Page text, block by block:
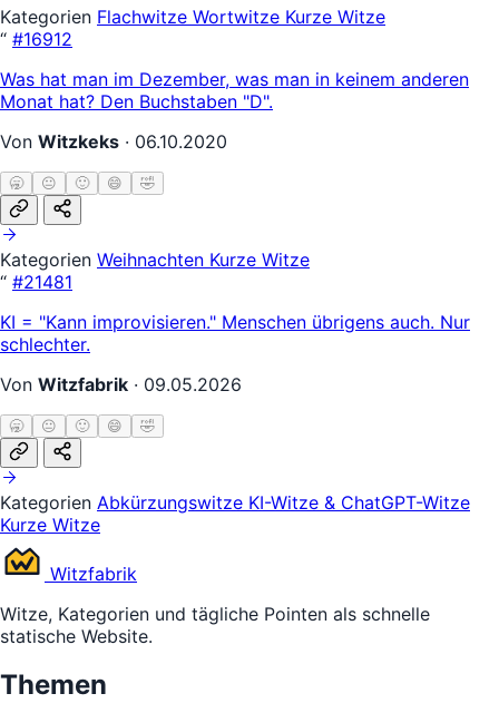
Kategorien Flachwitze Wortwitze Kurze Witze
“ #16912
Was hat man im Dezember, was man in keinem anderen
Monat hat? Den Buchstaben "D".
Von Witzkeks · 06.10.2020
🥱 😐 🙂 😄 🤣
Kategorien Weihnachten Kurze Witze
“ #21481
KI = "Kann improvisieren." Menschen übrigens auch. Nur
schlechter.
Von Witzfabrik · 09.05.2026
🥱 😐 🙂 😄 🤣
Kategorien Abkürzungswitze KI-Witze & ChatGPT-Witze
Kurze Witze
Witzfabrik
Witze, Kategorien und tägliche Pointen als schnelle
statische Website.
Themen